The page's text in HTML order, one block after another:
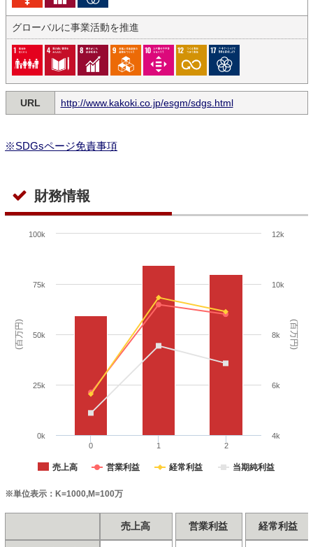
グローバルに事業活動を推進
URL http://www.kakoki.co.jp/esgm/sdgs.html
※SDGsページ免責事項
財務情報
(百万円) (百万円)
売上高 営業利益 経常利益 当期純利益
0 1 2
0k
25k
50k
75k
100k
4k
6k
8k
10k
12k
※単位表示：K=1000,M=100万
売上高 営業利益 経常利益